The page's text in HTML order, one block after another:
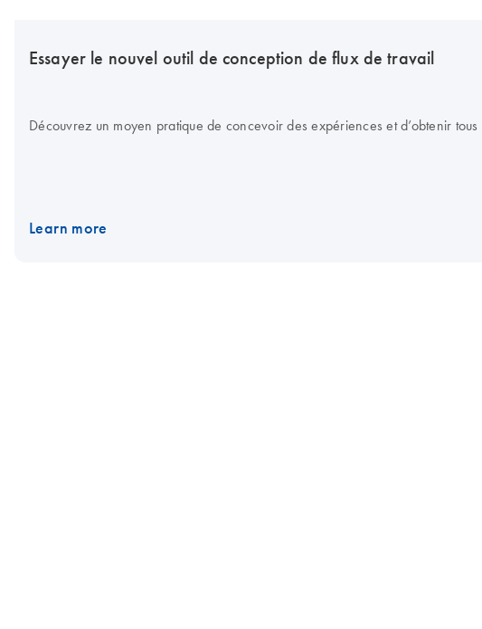
Essayer le nouvel outil de conception de flux de travail
Découvrez un moyen pratique de concevoir des expériences et d’obtenir
Learn more